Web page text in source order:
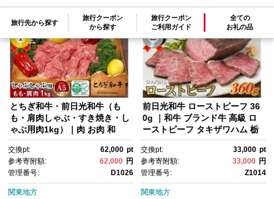
旅行先から探す
旅行クーポン
から探す
旅行クーポン
ご利用ガイド
全ての
お礼の品
参考寄附額順|新着順|人気ランキング順
とちぎ和牛・前日光和牛（も
も・肩肉しゃぶ・すき焼き・し
ゃぶ用肉1kg）｜肉 お肉 和
ゃぶしゃぶ
交換pt: 62,000 pt
参考寄附額:
62,000 円
管理番号:
D1026
関東地方
前日光和牛 ローストビーフ 36
0g ｜和牛 ブランド牛 高級 ロ
ーストビーフ タキザワハム 栃
交換pt: 33,000 pt
参考寄附額:
33,000 円
管理番号:
Z1014
関東地方